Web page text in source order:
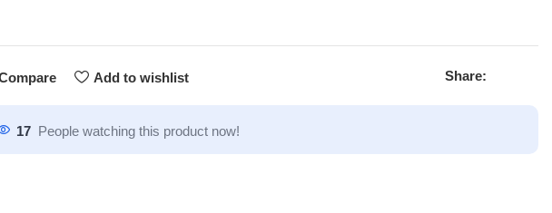
Add to wishlist Share:
17 People watching this product now!